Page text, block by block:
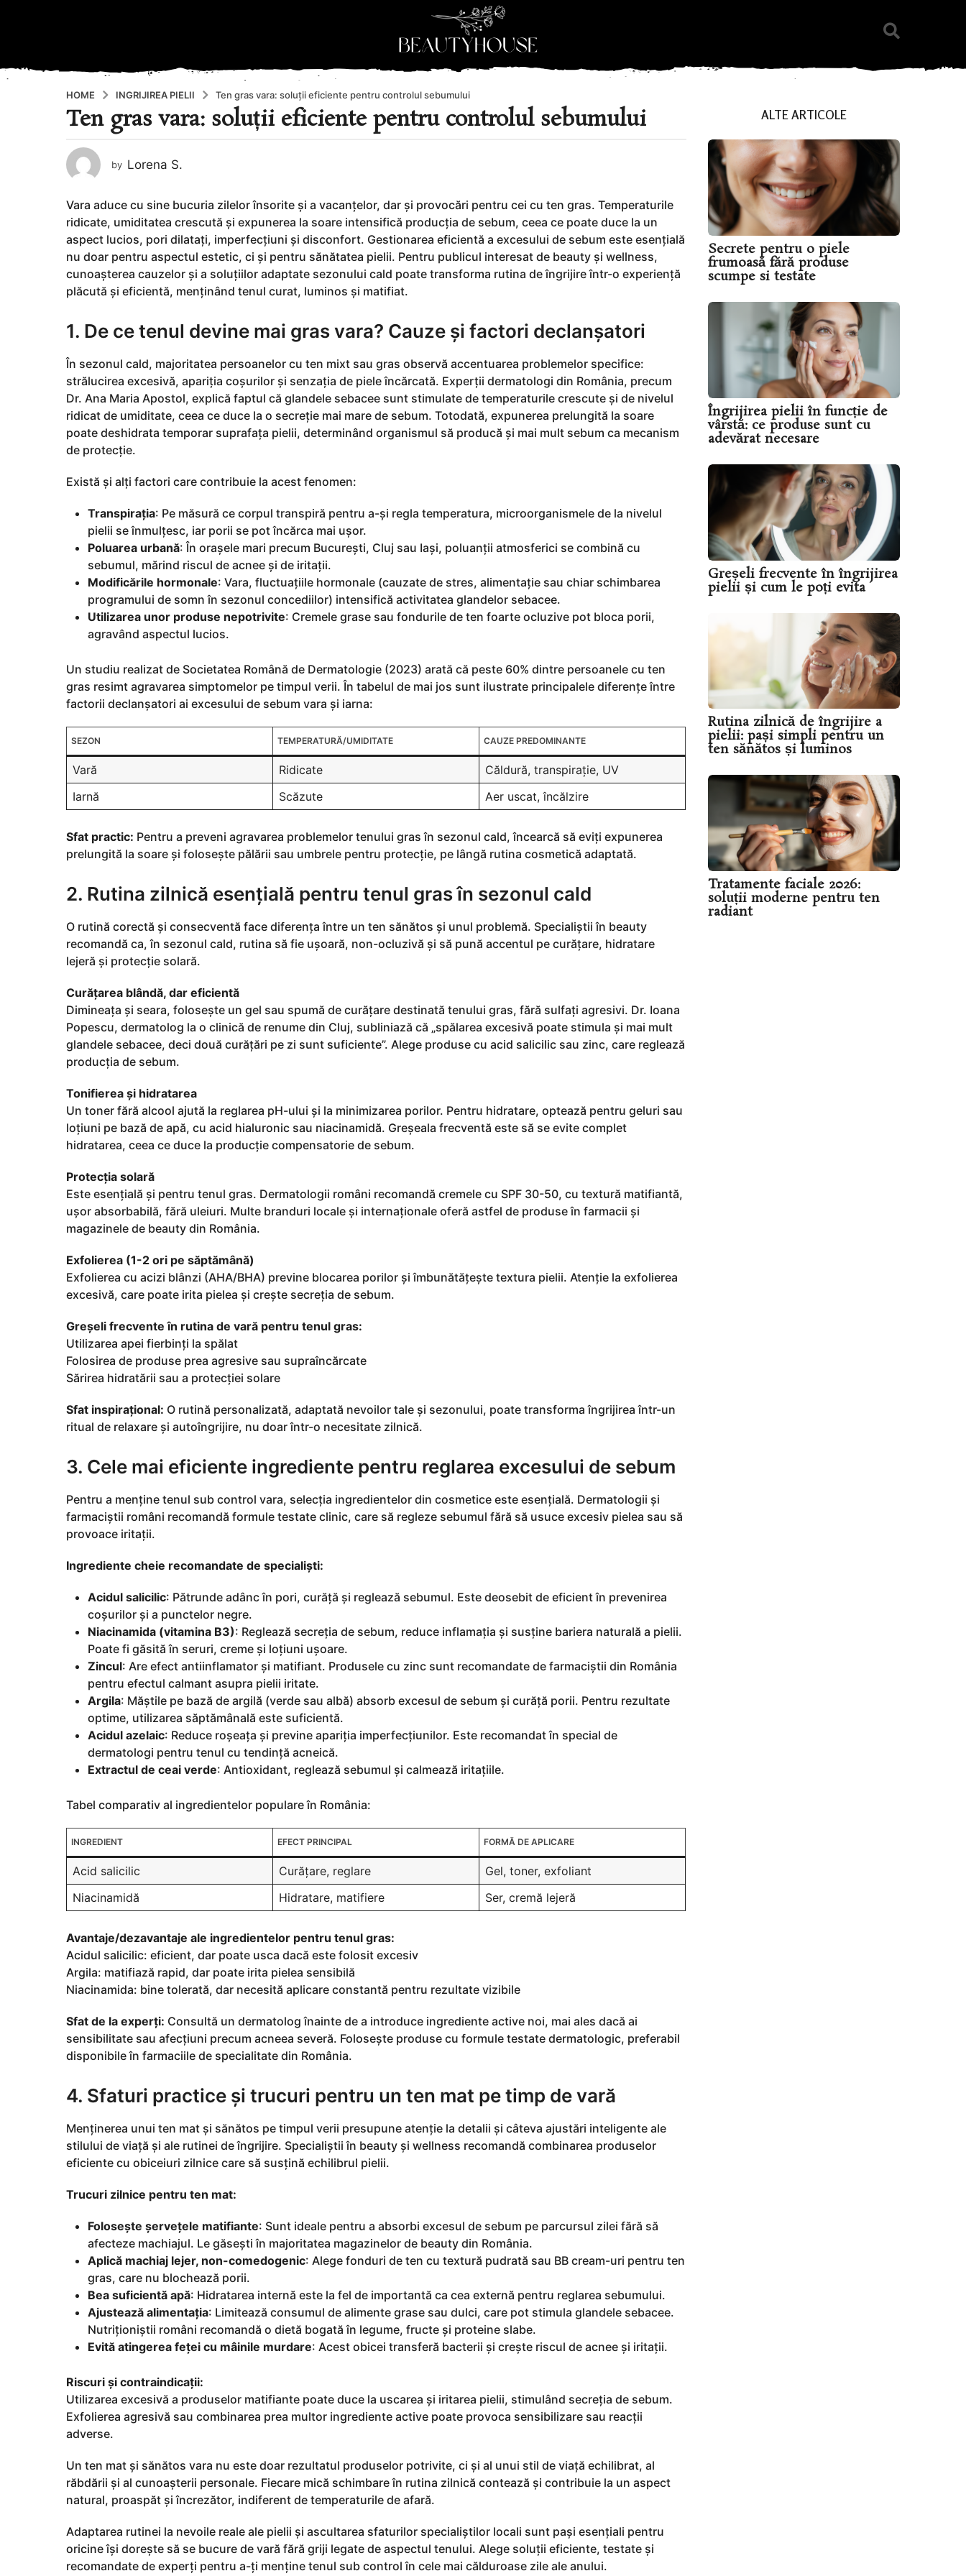
HOME INGRIJIREA PIELII Ten gras vara: soluții eficiente pentru controlul sebumului
1
l
u
i
a
g
o
1
a
a
g
o
Ten gras vara: soluții eficiente pentru controlul sebumului
by Lorena S.
Vara aduce cu sine bucuria zilelor însorite și a vacanțelor, dar și provocări pentru cei cu ten gras. Temperaturile
ridicate, umiditatea crescută și expunerea la soare intensifică producția de sebum, ceea ce poate duce la un
aspect lucios, pori dilatați, imperfecțiuni și disconfort. Gestionarea eficientă a excesului de sebum este esențială
nu doar pentru aspectul estetic, ci și pentru sănătatea pielii. Pentru publicul interesat de beauty și wellness,
cunoașterea cauzelor și a soluțiilor adaptate sezonului cald poate transforma rutina de îngrijire într-o experiență
plăcută și eficientă, menținând tenul curat, luminos și matifiat.
1. De ce tenul devine mai gras vara? Cauze și factori declanșatori
În sezonul cald, majoritatea persoanelor cu ten mixt sau gras observă accentuarea problemelor specifice:
strălucirea excesivă, apariția coșurilor și senzația de piele încărcată. Experții dermatologi din România, precum
Dr. Ana Maria Apostol, explică faptul că glandele sebacee sunt stimulate de temperaturile crescute și de nivelul
ridicat de umiditate, ceea ce duce la o secreție mai mare de sebum. Totodată, expunerea prelungită la soare
poate deshidrata temporar suprafața pielii, determinând organismul să producă și mai mult sebum ca mecanism
de protecție.
Există și alți factori care contribuie la acest fenomen:
Transpirația: Pe măsură ce corpul transpiră pentru a-și regla temperatura, microorganismele de la nivelul
pielii se înmulțesc, iar porii se pot încărca mai ușor.
Poluarea urbană: În orașele mari precum București, Cluj sau Iași, poluanții atmosferici se combină cu
sebumul, mărind riscul de acnee și de iritații.
Modificările hormonale: Vara, fluctuațiile hormonale (cauzate de stres, alimentație sau chiar schimbarea
programului de somn în sezonul concediilor) intensifică activitatea glandelor sebacee.
Utilizarea unor produse nepotrivite: Cremele grase sau fondurile de ten foarte ocluzive pot bloca porii,
agravând aspectul lucios.
Un studiu realizat de Societatea Română de Dermatologie (2023) arată că peste 60% dintre persoanele cu ten
gras resimt agravarea simptomelor pe timpul verii. În tabelul de mai jos sunt ilustrate principalele diferențe între
factorii declanșatori ai excesului de sebum vara și iarna:
SEZON TEMPERATURĂ/UMIDITATE CAUZE PREDOMINANTE
Vară Ridicate
Căldură, transpirație, UV
Iarnă
Scăzute Aer uscat, încălzire
Sfat practic: Pentru a preveni agravarea problemelor tenului gras în sezonul cald, încearcă să eviți expunerea
prelungită la soare și folosește pălării sau umbrele pentru protecție, pe lângă rutina cosmetică adaptată.
2. Rutina zilnică esențială pentru tenul gras în sezonul cald
O rutină corectă și consecventă face diferența între un ten sănătos și unul problemă. Specialiștii în beauty
recomandă ca, în sezonul cald, rutina să fie ușoară, non-ocluzivă și să pună accentul pe curățare, hidratare
lejeră și protecție solară.
Curățarea blândă, dar eficientă
Dimineața și seara, folosește un gel sau spumă de curățare destinată tenului gras, fără sulfați agresivi. Dr. Ioana
Popescu, dermatolog la o clinică de renume din Cluj, subliniază că „spălarea excesivă poate stimula și mai mult
glandele sebacee, deci două curățări pe zi sunt suficiente”. Alege produse cu acid salicilic sau zinc, care reglează
producția de sebum.
Tonifierea și hidratarea
Un toner fără alcool ajută la reglarea pH-ului și la minimizarea porilor. Pentru hidratare, optează pentru geluri sau
loțiuni pe bază de apă, cu acid hialuronic sau niacinamidă. Greșeala frecventă este să se evite complet
hidratarea, ceea ce duce la producție compensatorie de sebum.
Protecția solară
Este esențială și pentru tenul gras. Dermatologii români recomandă cremele cu SPF 30-50, cu textură matifiantă,
ușor absorbabilă, fără uleiuri. Multe branduri locale și internaționale oferă astfel de produse în farmacii și
magazinele de beauty din România.
Exfolierea (1-2 ori pe săptămână)
Exfolierea cu acizi blânzi (AHA/BHA) previne blocarea porilor și îmbunătățește textura pielii. Atenție la exfolierea
excesivă, care poate irita pielea și crește secreția de sebum.
Greșeli frecvente în rutina de vară pentru tenul gras:
Utilizarea apei fierbinți la spălat
Folosirea de produse prea agresive sau supraîncărcate
Sărirea hidratării sau a protecției solare
Sfat inspirațional: O rutină personalizată, adaptată nevoilor tale și sezonului, poate transforma îngrijirea într-un
ritual de relaxare și autoîngrijire, nu doar într-o necesitate zilnică.
3. Cele mai eficiente ingrediente pentru reglarea excesului de sebum
Pentru a menține tenul sub control vara, selecția ingredientelor din cosmetice este esențială. Dermatologii și
farmaciștii români recomandă formule testate clinic, care să regleze sebumul fără să usuce excesiv pielea sau să
provoace iritații.
Ingrediente cheie recomandate de specialiști:
Acidul salicilic: Pătrunde adânc în pori, curăță și reglează sebumul. Este deosebit de eficient în prevenirea
coșurilor și a punctelor negre.
Niacinamida (vitamina B3): Reglează secreția de sebum, reduce inflamația și susține bariera naturală a pielii.
Poate fi găsită în seruri, creme și loțiuni ușoare.
Zincul: Are efect antiinflamator și matifiant. Produsele cu zinc sunt recomandate de farmaciștii din România
pentru efectul calmant asupra pielii iritate.
Argila: Măștile pe bază de argilă (verde sau albă) absorb excesul de sebum și curăță porii. Pentru rezultate
optime, utilizarea săptămânală este suficientă.
Acidul azelaic: Reduce roșeața și previne apariția imperfecțiunilor. Este recomandat în special de
dermatologi pentru tenul cu tendință acneică.
Extractul de ceai verde: Antioxidant, reglează sebumul și calmează iritațiile.
Tabel comparativ al ingredientelor populare în România:
INGREDIENT EFECT PRINCIPAL FORMĂ DE APLICARE
Acid salicilic Curățare, reglare
Gel, toner, exfoliant
Niacinamidă
Hidratare, matifiere Ser, cremă lejeră
Avantaje/dezavantaje ale ingredientelor pentru tenul gras:
Acidul salicilic: eficient, dar poate usca dacă este folosit excesiv
Argila: matifiază rapid, dar poate irita pielea sensibilă
Niacinamida: bine tolerată, dar necesită aplicare constantă pentru rezultate vizibile
Sfat de la experți: Consultă un dermatolog înainte de a introduce ingrediente active noi, mai ales dacă ai
sensibilitate sau afecțiuni precum acneea severă. Folosește produse cu formule testate dermatologic, preferabil
disponibile în farmaciile de specialitate din România.
4. Sfaturi practice și trucuri pentru un ten mat pe timp de vară
Menținerea unui ten mat și sănătos pe timpul verii presupune atenție la detalii și câteva ajustări inteligente ale
stilului de viață și ale rutinei de îngrijire. Specialiștii în beauty și wellness recomandă combinarea produselor
eficiente cu obiceiuri zilnice care să susțină echilibrul pielii.
Trucuri zilnice pentru ten mat:
Folosește șervețele matifiante: Sunt ideale pentru a absorbi excesul de sebum pe parcursul zilei fără să
afecteze machiajul. Le găsești în majoritatea magazinelor de beauty din România.
Aplică machiaj lejer, non-comedogenic: Alege fonduri de ten cu textură pudrată sau BB cream-uri pentru ten
gras, care nu blochează porii.
Bea suficientă apă: Hidratarea internă este la fel de importantă ca cea externă pentru reglarea sebumului.
Ajustează alimentația: Limitează consumul de alimente grase sau dulci, care pot stimula glandele sebacee.
Nutriționiștii români recomandă o dietă bogată în legume, fructe și proteine slabe.
Evită atingerea feței cu mâinile murdare: Acest obicei transferă bacterii și crește riscul de acnee și iritații.
Riscuri și contraindicații:
Utilizarea excesivă a produselor matifiante poate duce la uscarea și iritarea pielii, stimulând secreția de sebum.
Exfolierea agresivă sau combinarea prea multor ingrediente active poate provoca sensibilizare sau reacții
adverse.
Un ten mat și sănătos vara nu este doar rezultatul produselor potrivite, ci și al unui stil de viață echilibrat, al
răbdării și al cunoașterii personale. Fiecare mică schimbare în rutina zilnică contează și contribuie la un aspect
natural, proaspăt și încrezător, indiferent de temperaturile de afară.
Adaptarea rutinei la nevoile reale ale pielii și ascultarea sfaturilor specialiștilor locali sunt pași esențiali pentru
oricine își dorește să se bucure de vară fără griji legate de aspectul tenului. Alege soluții eficiente, testate și
recomandate de experți pentru a-ți menține tenul sub control în cele mai călduroase zile ale anului.
ALTE ARTICOLE
Secrete pentru o piele
frumoasă fără produse
scumpe si testate
Îngrijirea pielii în funcție de
vârstă: ce produse sunt cu
adevărat necesare
Greșeli frecvente în îngrijirea
pielii și cum le poți evita
Rutina zilnică de îngrijire a
pielii: pași simpli pentru un
ten sănătos și luminos
Tratamente faciale 2026:
soluții moderne pentru ten
radiant